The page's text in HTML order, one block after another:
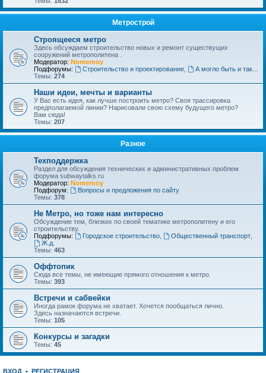
Метрострой
Строящееся метро
Здесь обсуждаем строительство новых и ремонт существущих
сооружений метрополитена .
Модератор: Nomernoy
Подфорумы:
Строительство и проектирование,
А могло быть и так...
Темы: 274
Наши идеи, мечты и варианты
У Вас есть идея, как лучше построить метро? Своя трассировка
предполагаемой линии? Нарисовали свою схему будущего метро?
Вам сюда!
Темы: 207
Разное
Техподдержка
Раздел для обсуждения технических и административных проблем
форума subwaytalks.ru
Модератор: Nomernoy
Подфорум:
Вопросы и предложения по сайту
Темы: 378
Не Метро, но тоже нам интересно
Обсуждение тем, близких по своей тематике метрополитену и его
строительству.
Подфорумы:
Городское строительство, Общественный транспорт,
Ж.д.
Темы: 463
Оффтопик
Сюда все темы, не имеющие прямого отношения к метро.
Темы: 393
Встречи и сабвейки
Иногда рамок форума не хватает. Хочется пообщаться лично.
Здесь назначаются встречи.
Темы: 105
Конкурсы и загадки
Темы: 45
ВХОД • РЕГИСТРАЦИЯ